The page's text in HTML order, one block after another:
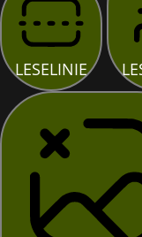
LESELINIE